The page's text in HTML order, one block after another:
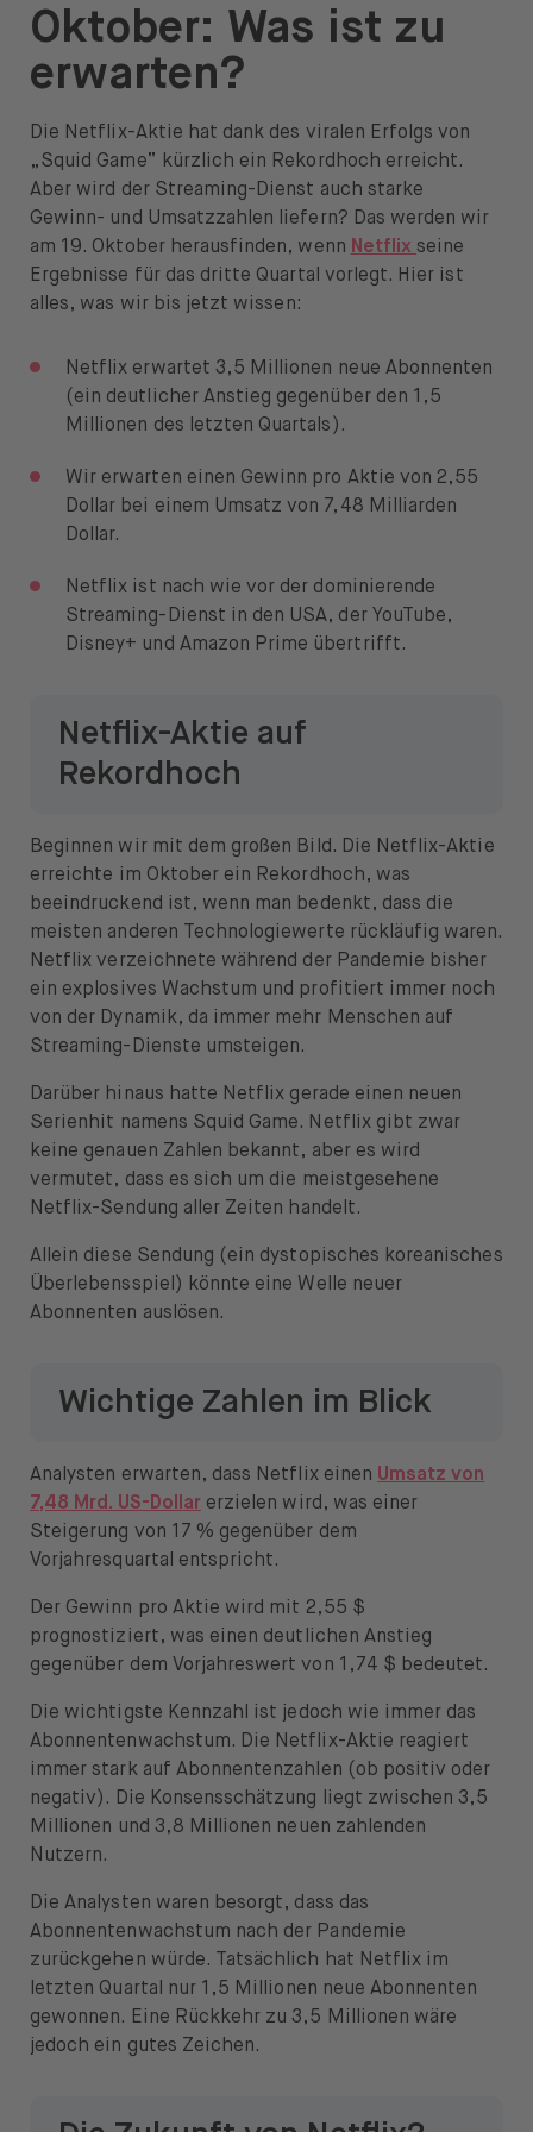
News & Insights
Prime
Sicherheit & Schutz
Über
Über uns
Karriere
Hilfe
Öffnen Sie das Sprachwechselmenü
Oktober: Was ist zu
erwarten?
Die Netflix-Aktie hat dank des viralen Erfolgs von
„Squid Game“ kürzlich ein Rekordhoch erreicht.
Aber wird der Streaming-Dienst auch starke
Gewinn- und Umsatzzahlen liefern? Das werden wir
am 19. Oktober herausfinden, wenn Netflixseine
Ergebnisse für das dritte Quartal vorlegt. Hier ist
alles, was wir bis jetzt wissen:
Netflix erwartet 3,5 Millionen neue Abonnenten
(ein deutlicher Anstieg gegenüber den 1,5
Millionen des letzten Quartals).
Wir erwarten einen Gewinn pro Aktie von 2,55
Dollar bei einem Umsatz von 7,48 Milliarden
Dollar.
Netflix ist nach wie vor der dominierende
Streaming-Dienst in den USA, der YouTube,
Disney+ und Amazon Prime übertrifft.
Netflix-Aktie auf
Rekordhoch
Beginnen wir mit dem großen Bild. Die Netflix-Aktie
erreichte im Oktober ein Rekordhoch, was
beeindruckend ist, wenn man bedenkt, dass die
meisten anderen Technologiewerte rückläufig waren.
Netflix verzeichnete während der Pandemie bisher
ein explosives Wachstum und profitiert immer noch
von der Dynamik, da immer mehr Menschen auf
Streaming-Dienste umsteigen.
Darüber hinaus hatte Netflix gerade einen neuen
Serienhit namens Squid Game. Netflix gibt zwar
keine genauen Zahlen bekannt, aber es wird
vermutet, dass es sich um die meistgesehene
Netflix-Sendung aller Zeiten handelt.
Allein diese Sendung (ein dystopisches koreanisches
Überlebensspiel) könnte eine Welle neuer
Abonnenten auslösen.
Wichtige Zahlen im Blick
Analysten erwarten, dass Netflix einen Umsatz von
7,48 Mrd. US-Dollar erzielen wird, was einer
Steigerung von 17 % gegenüber dem
Vorjahresquartal entspricht.
Der Gewinn pro Aktie wird mit 2,55 $
prognostiziert, was einen deutlichen Anstieg
gegenüber dem Vorjahreswert von 1,74 $ bedeutet.
Die wichtigste Kennzahl ist jedoch wie immer das
Abonnentenwachstum. Die Netflix-Aktie reagiert
immer stark auf Abonnentenzahlen (ob positiv oder
negativ). Die Konsensschätzung liegt zwischen 3,5
Millionen und 3,8 Millionen neuen zahlenden
Nutzern.
Die Analysten waren besorgt, dass das
Abonnentenwachstum nach der Pandemie
zurückgehen würde. Tatsächlich hat Netflix im
letzten Quartal nur 1,5 Millionen neue Abonnenten
gewonnen. Eine Rückkehr zu 3,5 Millionen wäre
jedoch ein gutes Zeichen.